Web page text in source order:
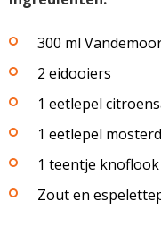
300 ml
2 eidooiers
1 eetlepel
1 eetlepel mosterd
1 teentje knoflook
Zout en